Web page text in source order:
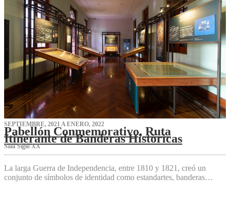
SEPTIEMBRE, 2021 A ENERO, 2022
Pabellón Conmemorativo, Ruta
Itinerante de Banderas Históricas
Sala Siglo XX
La larga Guerra de Independencia, entre 1810 y 1821, creó un
conjunto de símbolos de identidad como estandartes, banderas…